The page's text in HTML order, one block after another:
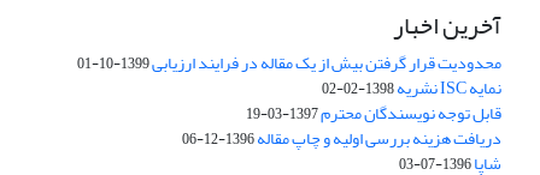
آخرین اخبار
محدودیت قرار گرفتن بیش از یک مقاله در فرایند ارزیابی1399-10-01
نمایه ISC نشریه 1398-02-02
قابل توجه نویسندگان محترم1397-03-19
دریافت هزینه بررسی اولیه و چاپ مقاله1396-12-06
شاپا1396-07-03